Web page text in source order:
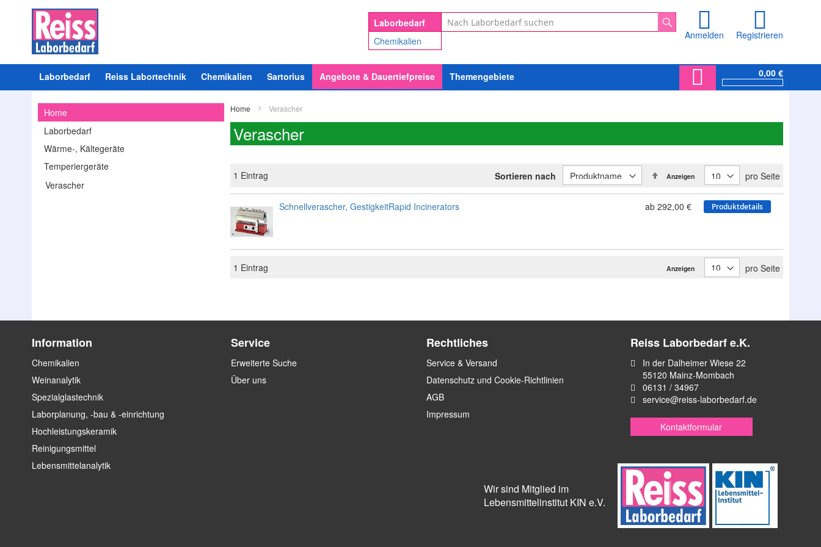
0,00 €
Anmelden Registrieren
Laborbedarf
Chemikalien
Suche
Suche
Laborbedarf Reiss Labortechnik Chemikalien Sartorius Angebote & Dauertiefpreise Themengebiete
Home Verascher
Verascher
1 Eintrag Anzeigen pro Seite
Sortieren nach
absteigender
Reihenfolge
Schnellverascher, GestigkeitRapid Incinerators
ab 292,00 € Produktdetails
1 Eintrag Anzeigen pro Seite
Home
Laborbedarf
Wärme-, Kältegeräte
Temperiergeräte
Verascher
Information
Chemikalien
Weinanalytik
Spezialglastechnik
Laborplanung, -bau & -einrichtung
Hochleistungskeramik
Reinigungsmittel
Lebensmittelanalytik
Service
Erweiterte Suche
Über uns
Rechtliches
Service & Versand
Datenschutz und Cookie-Richtlinien
AGB
Impressum
Reiss Laborbedarf e.K.
In der Dalheimer Wiese 22
55120 Mainz-Mombach
06131 / 34967
service@reiss-laborbedarf.de
Kontaktformular
Wir sind Mitglied im
Lebensmittelinstitut KIN e.V.